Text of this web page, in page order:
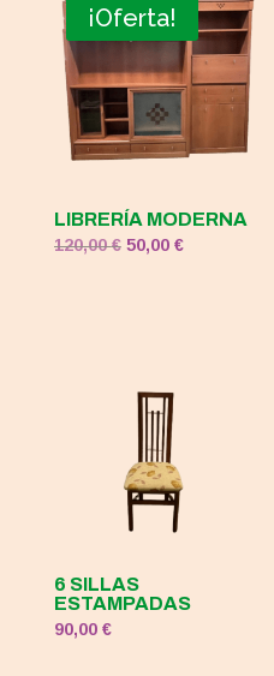
era:
120,00 €.
es:
50,00 €.
¡Oferta!
LIBRERÍA MODERNA
120,00€ El
50,00 €El
6 SILLAS
ESTAMPADAS
90,00 €